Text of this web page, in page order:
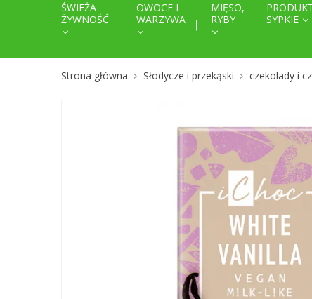
ŚWIEŻA
ŻYWNOŚĆ
OWOCE I
WARZYWA
MIĘSO,
RYBY
SYPKIE
Strona główna Słodycze i przekąski czekolady i